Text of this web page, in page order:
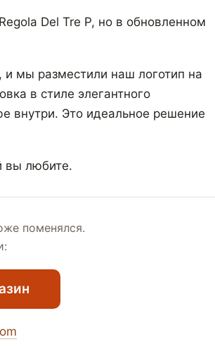
Del Tre P, но в обновленном
и мы разместили наш логотип на
в стиле элегантного
внутри. Это идеальное решение
вы любите.
поменялся.